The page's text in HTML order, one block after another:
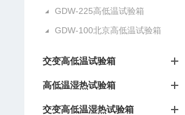
GDW-225高低温试验箱
GDW-100北京高低温试验箱
交变高低温试验箱
高低温湿热试验箱
交变高低温湿热试验箱